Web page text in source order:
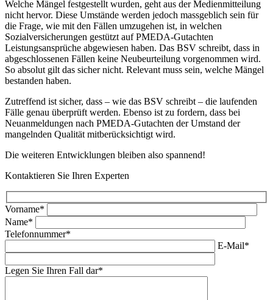
Welche Mängel festgestellt wurden, geht aus der Medienmitteilung
nicht hervor. Diese Umstände werden jedoch massgeblich sein für
die Frage, wie mit den Fällen umzugehen ist, in welchen
Sozialversicherungen gestützt auf PMEDA-Gutachten
Leistungsansprüche abgewiesen haben. Das BSV schreibt, dass in
abgeschlossenen Fällen keine Neubeurteilung vorgenommen wird.
So absolut gilt das sicher nicht. Relevant muss sein, welche Mängel
bestanden haben.
Zutreffend ist sicher, dass – wie das BSV schreibt – die laufenden
Fälle genau überprüft werden. Ebenso ist zu fordern, dass bei
Neuanmeldungen nach PMEDA-Gutachten der Umstand der
mangelnden Qualität mitberücksichtigt wird.
Die weiteren Entwicklungen bleiben also spannend!
Kontaktieren Sie Ihren Experten
Vorname*
Name*
Telefonnummer*
E-Mail*
Legen Sie Ihren Fall dar*